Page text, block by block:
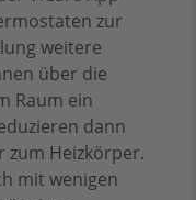
zur
weitere
über die
Raum ein
dann
zum Heizkörper.
mit wenigen